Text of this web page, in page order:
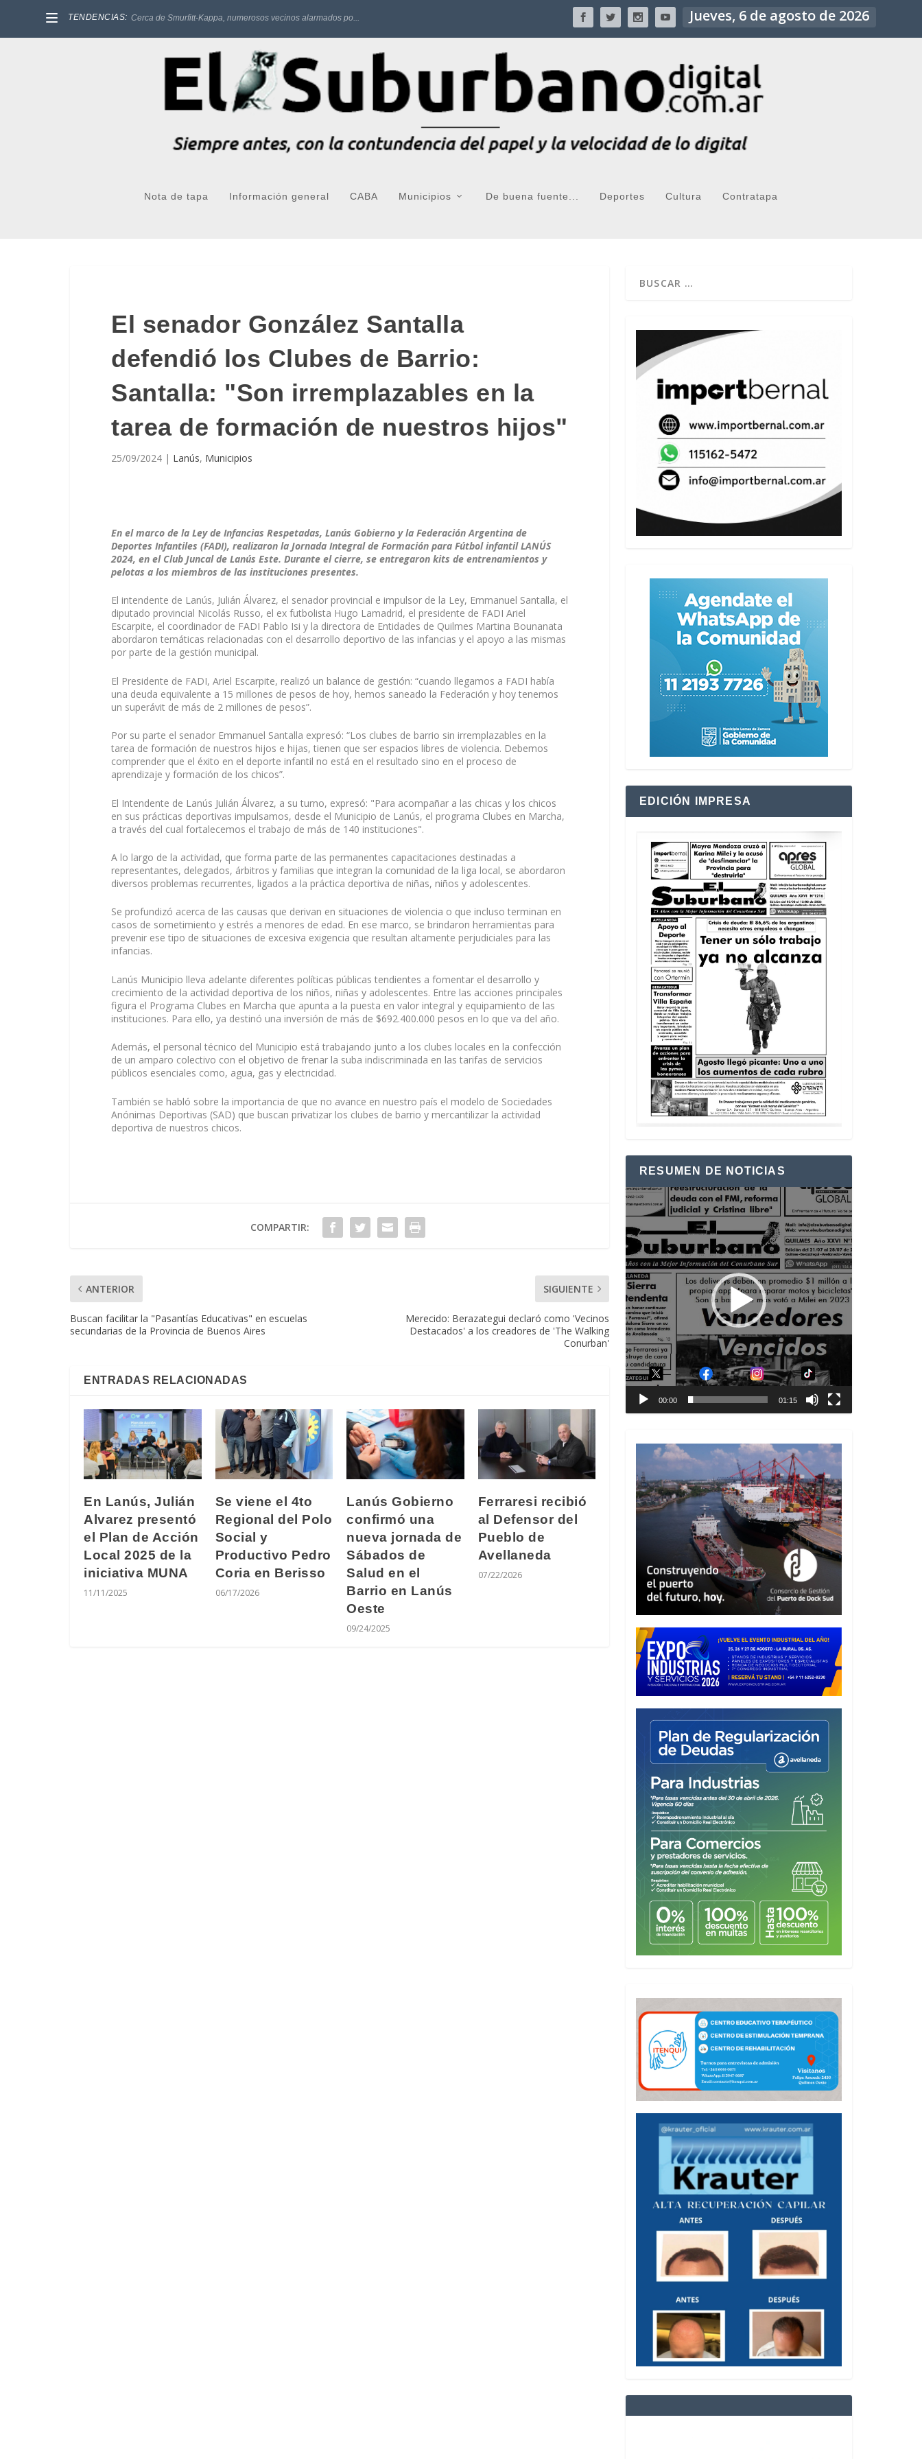
TENDENCIAS: Cerca de Smurfitt-Kappa, numerosos vecinos alarmados po... Jueves, 6 de agosto de 2026
Nota de tapa Información general CABA Municipios De buena fuente... Deportes Cultura Contratapa
El senador González Santalla
defendió los Clubes de Barrio:
Santalla: "Son irremplazables en la
tarea de formación de nuestros hijos"
25/09/2024 | Lanús, Municipios
En el marco de la Ley de Infancias Respetadas, Lanús Gobierno y la Federación Argentina de
Deportes Infantiles (FADI), realizaron la Jornada Integral de Formación para Fútbol infantil LANÚS
2024, en el Club Juncal de Lanús Este. Durante el cierre, se entregaron kits de entrenamientos y
pelotas a los miembros de las instituciones presentes.
El intendente de Lanús, Julián Álvarez, el senador provincial e impulsor de la Ley, Emmanuel Santalla, el
diputado provincial Nicolás Russo, el ex futbolista Hugo Lamadrid, el presidente de FADI Ariel
Escarpite, el coordinador de FADI Pablo Isi y la directora de Entidades de Quilmes Martina Bounanata
abordaron temáticas relacionadas con el desarrollo deportivo de las infancias y el apoyo a las mismas
por parte de la gestión municipal.
El Presidente de FADI, Ariel Escarpite, realizó un balance de gestión: “cuando llegamos a FADI había
una deuda equivalente a 15 millones de pesos de hoy, hemos saneado la Federación y hoy tenemos
un superávit de más de 2 millones de pesos”.
Por su parte el senador Emmanuel Santalla expresó: “Los clubes de barrio sin irremplazables en la
tarea de formación de nuestros hijos e hijas, tienen que ser espacios libres de violencia. Debemos
comprender que el éxito en el deporte infantil no está en el resultado sino en el proceso de
aprendizaje y formación de los chicos”.
El Intendente de Lanús Julián Álvarez, a su turno, expresó: "Para acompañar a las chicas y los chicos
en sus prácticas deportivas impulsamos, desde el Municipio de Lanús, el programa Clubes en Marcha,
a través del cual fortalecemos el trabajo de más de 140 instituciones".
A lo largo de la actividad, que forma parte de las permanentes capacitaciones destinadas a
representantes, delegados, árbitros y familias que integran la comunidad de la liga local, se abordaron
diversos problemas recurrentes, ligados a la práctica deportiva de niñas, niños y adolescentes.
Se profundizó acerca de las causas que derivan en situaciones de violencia o que incluso terminan en
casos de sometimiento y estrés a menores de edad. En ese marco, se brindaron herramientas para
prevenir ese tipo de situaciones de excesiva exigencia que resultan altamente perjudiciales para las
infancias.
Lanús Municipio lleva adelante diferentes políticas públicas tendientes a fomentar el desarrollo y
crecimiento de la actividad deportiva de los niños, niñas y adolescentes. Entre las acciones principales
figura el Programa Clubes en Marcha que apunta a la puesta en valor integral y equipamiento de las
instituciones. Para ello, ya destinó una inversión de más de $692.400.000 pesos en lo que va del año.
Además, el personal técnico del Municipio está trabajando junto a los clubes locales en la confección
de un amparo colectivo con el objetivo de frenar la suba indiscriminada en las tarifas de servicios
públicos esenciales como, agua, gas y electricidad.
También se habló sobre la importancia de que no avance en nuestro país el modelo de Sociedades
Anónimas Deportivas (SAD) que buscan privatizar los clubes de barrio y mercantilizar la actividad
deportiva de nuestros chicos.
COMPARTIR:
ANTERIOR
Buscan facilitar la "Pasantías Educativas" en escuelas
secundarias de la Provincia de Buenos Aires
SIGUIENTE
Merecido: Berazategui declaró como 'Vecinos
Destacados' a los creadores de 'The Walking
Conurban'
ENTRADAS RELACIONADAS
En Lanús, Julián
Alvarez presentó
el Plan de Acción
Local 2025 de la
iniciativa MUNA
11/11/2025
Se viene el 4to
Regional del Polo
Social y
Productivo Pedro
Coria en Berisso
06/17/2026
Lanús Gobierno
confirmó una
nueva jornada de
Sábados de
Salud en el
Barrio en Lanús
Oeste
09/24/2025
Ferraresi recibió
al Defensor del
Pueblo de
Avellaneda
07/22/2026
EDICIÓN IMPRESA
RESUMEN DE NOTICIAS
Reproductor
de
vídeo
00:00 01:15